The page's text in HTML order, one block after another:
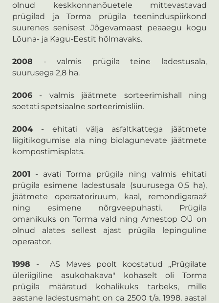
olnud keskkonnanõuetele mittevastavad
prügilad ja Torma prügila teeninduspiirkond
suurenes senisest Jõgevamaast peaaegu kogu
Lõuna- ja Kagu-Eestit hõlmavaks.
2008 - valmis prügila teine ladestusala,
suurusega 2,8 ha.
2006 - valmis jäätmete sorteerimishall ning
soetati spetsiaalne sorteerimisliin.
2004 - ehitati välja asfaltkattega jäätmete
liigitikogumise ala ning biolagunevate jäätmete
kompostimisplats.
2001 - avati Torma prügila ning valmis ehitati
prügila esimene ladestusala (suurusega 0,5 ha),
jäätmete operaatoriruum, kaal, remondigaraaž
ning esimene nõrgveepuhasti. Prügila
omanikuks on Torma vald ning Amestop OÜ on
olnud alates sellest ajast prügila lepinguline
operaator.
1998 - AS Maves poolt koostatud „Prügilate
üleriigiline asukohakava" kohaselt oli Torma
prügila määratud kohalikuks tarbeks, mille
aastane ladestusmaht on ca 2500 t/a. 1998. aastal